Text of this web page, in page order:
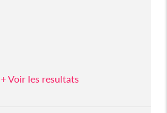
+ Voir les resultats